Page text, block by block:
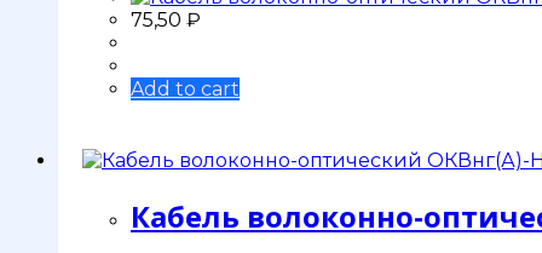
75,50 ₽
Add to cart
Кабель волоконно-